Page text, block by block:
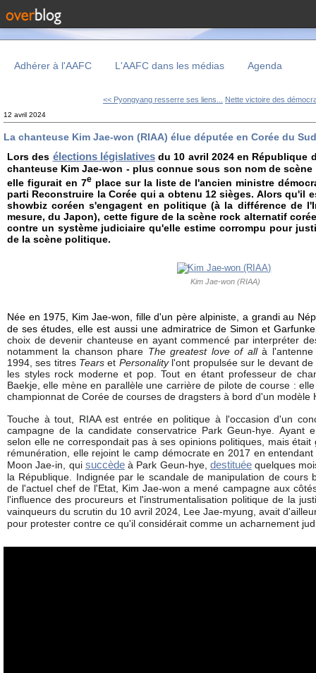
Adhérer à l'AAFC L'AAFC dans les médias Agenda
<< Pyongyang resserre ses liens... Nette victoire des
12 avril 2024
La chanteuse Kim Jae-won (RIAA) élue députée en Corée du Sud
Lors des élections législativesdu 10 avril 2024 en République
chanteuse Kim Jae-won - plus connue sous son nom de scène
elle figurait en 7eplace sur la liste de l'ancien ministre
parti Reconstruire la Corée qui a obtenu 12 sièges. Alors qu'il
showbiz coréen s'engagent en politique (à la différence de
mesure, du Japon), cette figure de la scène rock alternatif
contre un système judiciaire qu'elle estime corrompu pour
de la scène politique.
Kim Jae-won (RIAA)
Née en 1975, Kim Jae-won, fille d'un père alpiniste, a grandi au
de ses études, elle est aussi une admiratrice de Simon et
choix de devenir chanteuse en ayant commencé par interpréter
notamment la chanson phare The greatest love of allà l'antenne
1994, ses titres Tears et Personalityl'ont propulsée sur le devant
les styles rock moderne et pop. Tout en étant professeur de
Baekje, elle mène en parallèle une carrière de pilote de course :
championnat de Corée de courses de dragsters à bord d'un modèle
Touche à tout, RIAA est entrée en politique à l'occasion d'un
campagne de la candidate conservatrice Park Geun-hye. Ayant
selon elle ne correspondait pas à ses opinions politiques, mais
rémunération, elle rejoint le camp démocrate en 2017 en
Moon Jae-in, qui succèdeà Park Geun-hye, destituéequelques
la République. Indignée par le scandale de manipulation de cours
de l'actuel chef de l'Etat, Kim Jae-won a mené campagne aux
l'influence des procureurs et l'instrumentalisation politique de la
vainqueurs du scrutin du 10 avril 2024, Lee Jae-myung, avait
pour protester contre ce qu'il considérait comme un acharnement